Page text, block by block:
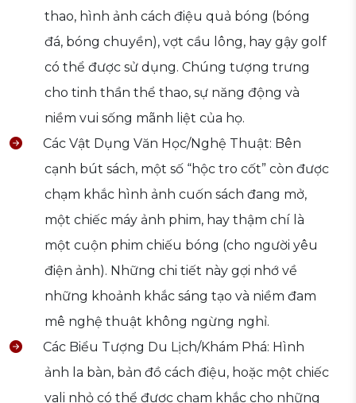
thao, hình ảnh cách điệu quả bóng (bóng
đá, bóng chuyền), vợt cầu lông, hay gậy golf
có thể được sử dụng. Chúng tượng trưng
cho tinh thần thể thao, sự năng động và
niềm vui sống mãnh liệt của họ.
Các Vật Dụng Văn Học/Nghệ Thuật: Bên
cạnh bút sách, một số “hộc tro cốt” còn được
chạm khắc hình ảnh cuốn sách đang mở,
một chiếc máy ảnh phim, hay thậm chí là
một cuộn phim chiếu bóng (cho người yêu
điện ảnh). Những chi tiết này gợi nhớ về
những khoảnh khắc sáng tạo và niềm đam
mê nghệ thuật không ngừng nghỉ.
Các Biểu Tượng Du Lịch/Khám Phá: Hình
ảnh la bàn, bản đồ cách điệu, hoặc một chiếc
vali nhỏ có thể được chạm khắc cho những